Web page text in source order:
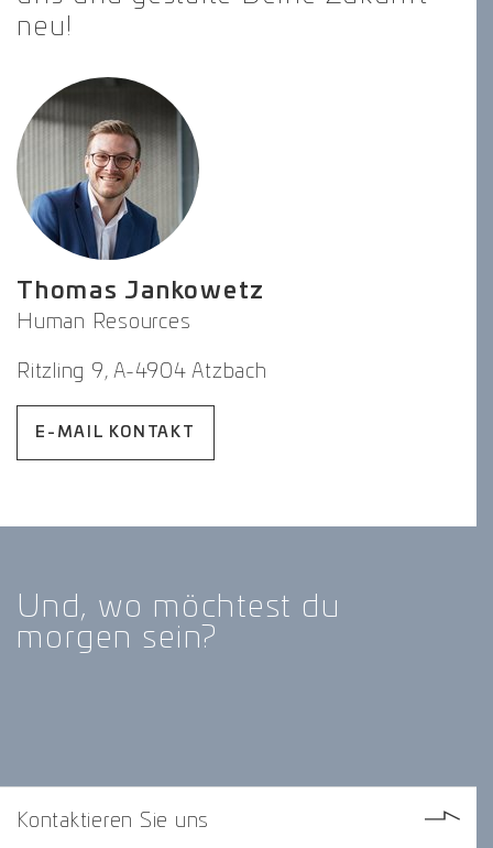
neu!
Thomas Jankowetz
Human Resources
Ritzling 9, A-4904 Atzbach
E-MAIL KONTAKT
Und, wo möchtest du
morgen sein?
Kontaktieren Sie uns